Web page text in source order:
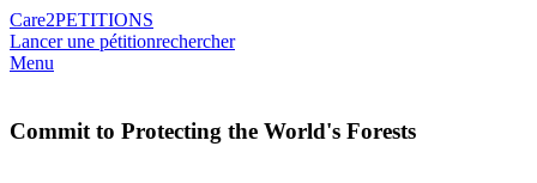
Care2PETITIONS
Lancer une pétitionrechercher
Menu
Commit to Protecting the World's Forests